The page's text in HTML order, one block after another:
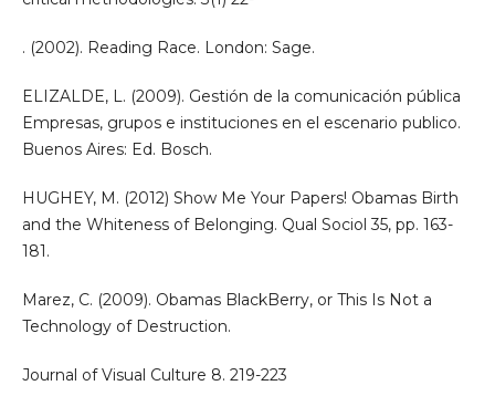
. (2002). Reading Race. London: Sage.
ELIZALDE, L. (2009). Gestión de la comunicación pública
Empresas, grupos e instituciones en el escenario publico.
Buenos Aires: Ed. Bosch.
HUGHEY, M. (2012) Show Me Your Papers! Obamas Birth
and the Whiteness of Belonging. Qual Sociol 35, pp. 163-
181.
Marez, C. (2009). Obamas BlackBerry, or This Is Not a
Technology of Destruction.
Journal of Visual Culture 8. 219-223